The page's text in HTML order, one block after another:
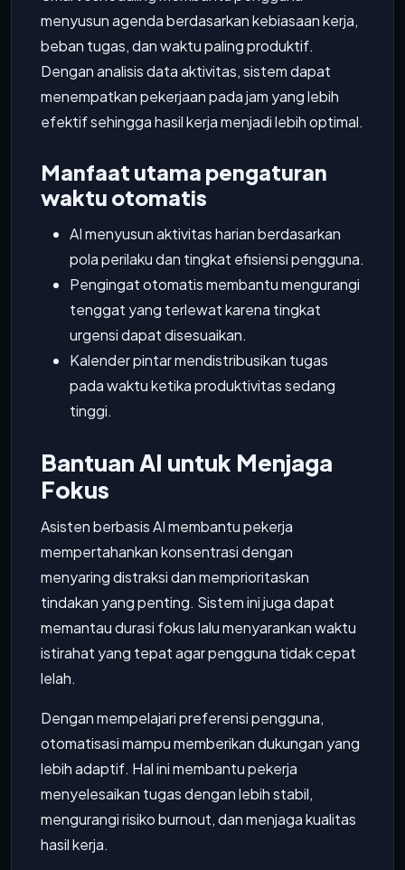
menyusun agenda berdasarkan kebiasaan kerja,
beban tugas, dan waktu paling produktif.
Dengan analisis data aktivitas, sistem dapat
menempatkan pekerjaan pada jam yang lebih
efektif sehingga hasil kerja menjadi lebih optimal.
Manfaat utama pengaturan
waktu otomatis
AI menyusun aktivitas harian berdasarkan
pola perilaku dan tingkat efisiensi pengguna.
Pengingat otomatis membantu mengurangi
tenggat yang terlewat karena tingkat
urgensi dapat disesuaikan.
Kalender pintar mendistribusikan tugas
pada waktu ketika produktivitas sedang
tinggi.
Bantuan AI untuk Menjaga
Fokus
Asisten berbasis AI membantu pekerja
mempertahankan konsentrasi dengan
menyaring distraksi dan memprioritaskan
tindakan yang penting. Sistem ini juga dapat
memantau durasi fokus lalu menyarankan waktu
istirahat yang tepat agar pengguna tidak cepat
lelah.
Dengan mempelajari preferensi pengguna,
otomatisasi mampu memberikan dukungan yang
lebih adaptif. Hal ini membantu pekerja
menyelesaikan tugas dengan lebih stabil,
mengurangi risiko burnout, dan menjaga kualitas
hasil kerja.